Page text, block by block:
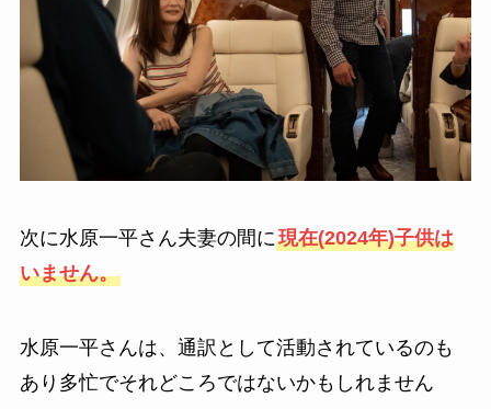
次に水原一平さん夫妻の間に現在(2024年)子供は
いません。
水原一平さんは、通訳として活動されているのも
あり多忙でそれどころではないかもしれません